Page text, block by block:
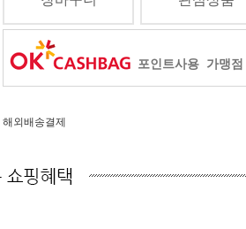
포인트사용 가맹점
해외배송결제